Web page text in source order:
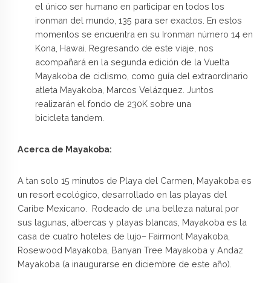
el único ser humano en participar en todos los
ironman del mundo, 135 para ser exactos. En estos
momentos se encuentra en su Ironman número 14 en
Kona, Hawai. Regresando de este viaje, nos
acompañará en la segunda edición de la Vuelta
Mayakoba de ciclismo, como guía del extraordinario
atleta Mayakoba, Marcos Velázquez. Juntos
realizarán el fondo de 230K sobre una
bicicleta tandem.
Acerca de Mayakoba:
A tan solo 15 minutos de Playa del Carmen, Mayakoba es
un resort ecológico, desarrollado en las playas del
Caribe Mexicano. Rodeado de una belleza natural por
sus lagunas, albercas y playas blancas, Mayakoba es la
casa de cuatro hoteles de lujo– Fairmont Mayakoba,
Rosewood Mayakoba, Banyan Tree Mayakoba y Andaz
Mayakoba (a inaugurarse en diciembre de este año).